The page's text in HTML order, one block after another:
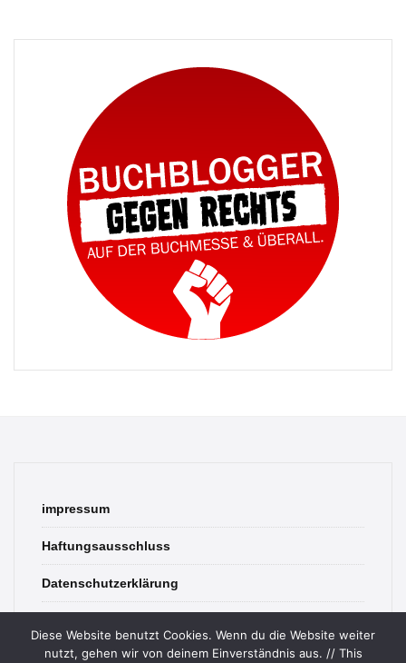
impressum
Haftungsausschluss
Datenschutzerklärung
Diese Website benutzt Cookies. Wenn du die Website weiter
nutzt, gehen wir von deinem Einverständnis aus. // This